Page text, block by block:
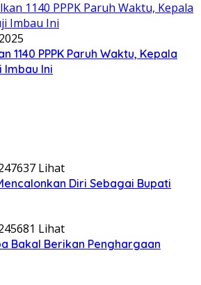
1140 PPPK Paruh Waktu, Kepala
Imbau Ini
7637 Lihat
Diri Sebagai Bupati
5681 Lihat
Bakal Berikan Penghargaan